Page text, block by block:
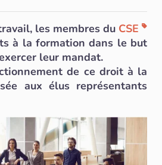
les membres du CSE
à la formation dans le but
leur mandat.
de ce droit à la
aux élus représentants